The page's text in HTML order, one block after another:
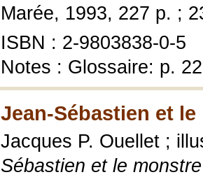
Marée, 1993, 227 p. ;
ISBN : 2-9803838-0-5
Notes : Glossaire: p.
Jean-Sébastien et
Jacques P. Ouellet ;
Sébastien et le